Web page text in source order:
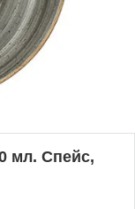
мл. Спейс,